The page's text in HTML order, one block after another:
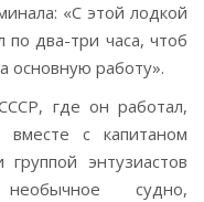
«С этой лодкой
два-три часа, чтоб
основную работу».
где он работал,
вместе с капитаном
энтузиастов
необычное судно,